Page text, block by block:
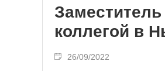
коллегой в
26/09/2022